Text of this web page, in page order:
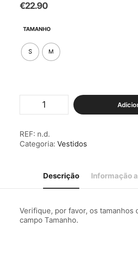
€22.90
TAMANHO
S M
Vestido
Palmeiras
Azul
REF: n.d.
Categoria: Vestidos
Descrição Informação
Verifique, por favor, os tamanhos
campo Tamanho.